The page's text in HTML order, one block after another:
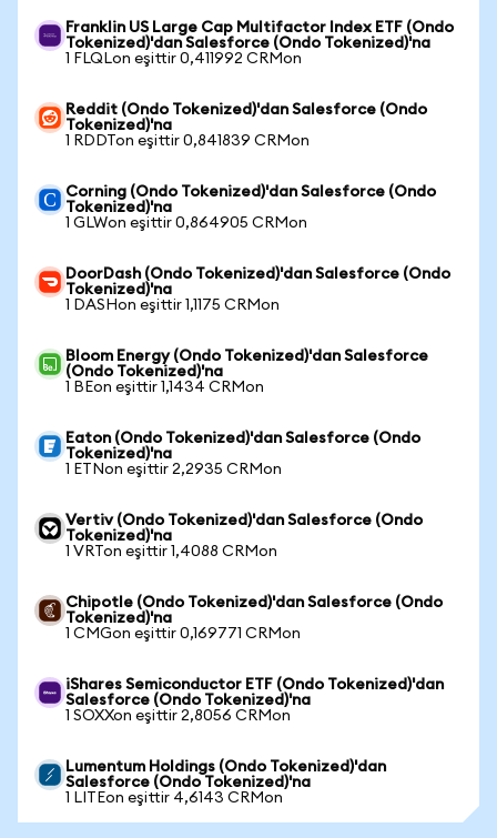
Franklin US Large Cap Multifactor Index ETF (Ondo
Tokenized)'dan Salesforce (Ondo Tokenized)'na
1 FLQLon eşittir 0,411992 CRMon
Reddit (Ondo Tokenized)'dan Salesforce (Ondo
Tokenized)'na
1 RDDTon eşittir 0,841839 CRMon
Corning (Ondo Tokenized)'dan Salesforce (Ondo
Tokenized)'na
1 GLWon eşittir 0,864905 CRMon
DoorDash (Ondo Tokenized)'dan Salesforce (Ondo
Tokenized)'na
1 DASHon eşittir 1,1175 CRMon
Bloom Energy (Ondo Tokenized)'dan Salesforce
(Ondo Tokenized)'na
1 BEon eşittir 1,1434 CRMon
Eaton (Ondo Tokenized)'dan Salesforce (Ondo
Tokenized)'na
1 ETNon eşittir 2,2935 CRMon
Vertiv (Ondo Tokenized)'dan Salesforce (Ondo
Tokenized)'na
1 VRTon eşittir 1,4088 CRMon
Chipotle (Ondo Tokenized)'dan Salesforce (Ondo
Tokenized)'na
1 CMGon eşittir 0,169771 CRMon
iShares Semiconductor ETF (Ondo Tokenized)'dan
Salesforce (Ondo Tokenized)'na
1 SOXXon eşittir 2,8056 CRMon
Lumentum Holdings (Ondo Tokenized)'dan
Salesforce (Ondo Tokenized)'na
1 LITEon eşittir 4,6143 CRMon